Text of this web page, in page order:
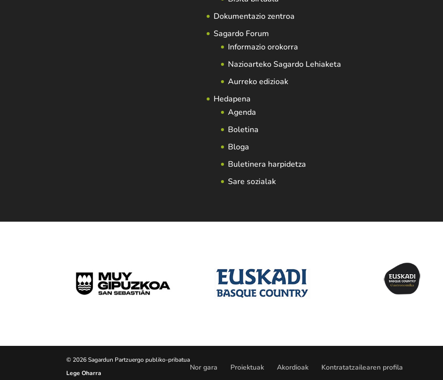
Dokumentazio zentroa
Sagardo Forum
Informazio orokorra
Nazioarteko Sagardo Lehiaketa
Aurreko edizioak
Hedapena
Agenda
Boletina
Bloga
Buletinera harpidetza
Sare sozialak
© 2026 Sagardun Partzuergo publiko-pribatua
Lege Oharra
Nor gara Proiektuak Akordioak Kontratatzailearen profila